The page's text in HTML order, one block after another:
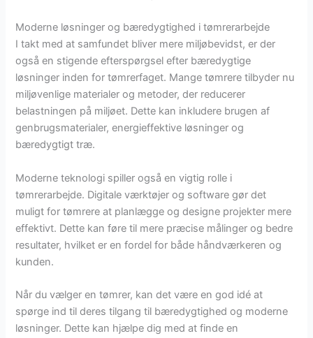
Moderne løsninger og bæredygtighed i tømrerarbejde
I takt med at samfundet bliver mere miljøbevidst, er der
også en stigende efterspørgsel efter bæredygtige
løsninger inden for tømrerfaget. Mange tømrere tilbyder nu
miljøvenlige materialer og metoder, der reducerer
belastningen på miljøet. Dette kan inkludere brugen af
genbrugsmaterialer, energieffektive løsninger og
bæredygtigt træ.
Moderne teknologi spiller også en vigtig rolle i
tømrerarbejde. Digitale værktøjer og software gør det
muligt for tømrere at planlægge og designe projekter mere
effektivt. Dette kan føre til mere præcise målinger og bedre
resultater, hvilket er en fordel for både håndværkeren og
kunden.
Når du vælger en tømrer, kan det være en god idé at
spørge ind til deres tilgang til bæredygtighed og moderne
løsninger. Dette kan hjælpe dig med at finde en